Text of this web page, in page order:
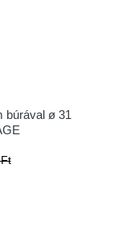
búrával ø 31